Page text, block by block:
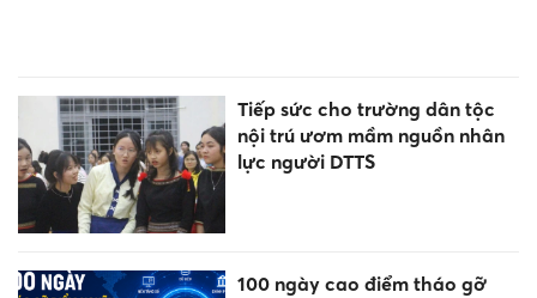
Tiếp sức cho trường dân tộc
nội trú ươm mầm nguồn nhân
lực người DTTS
100 ngày cao điểm tháo gỡ